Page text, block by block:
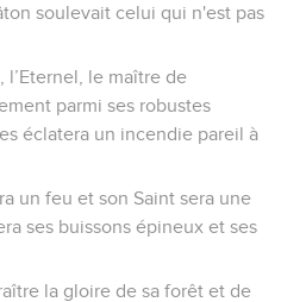
soulevait celui qui n'est pas
l’Eternel, le maître de
parmi ses robustes
éclatera un incendie pareil à
un feu et son Saint sera une
ses buissons épineux et ses
la gloire de sa forêt et de